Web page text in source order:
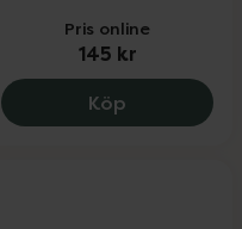
Pris online
145 kr
Köp Australian